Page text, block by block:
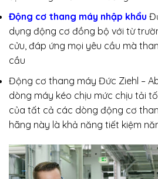
Động cơ thang máy nhập khẩu
dụng động cơ đồng bộ với từ
cửu, đáp ứng mọi yêu cầu mà
cầu
Động cơ thang máy Đức Ziehl –
dòng máy kéo chịu mức chịu tải
của tất cả các dòng động cơ
hãng này là khả năng tiết kiệm